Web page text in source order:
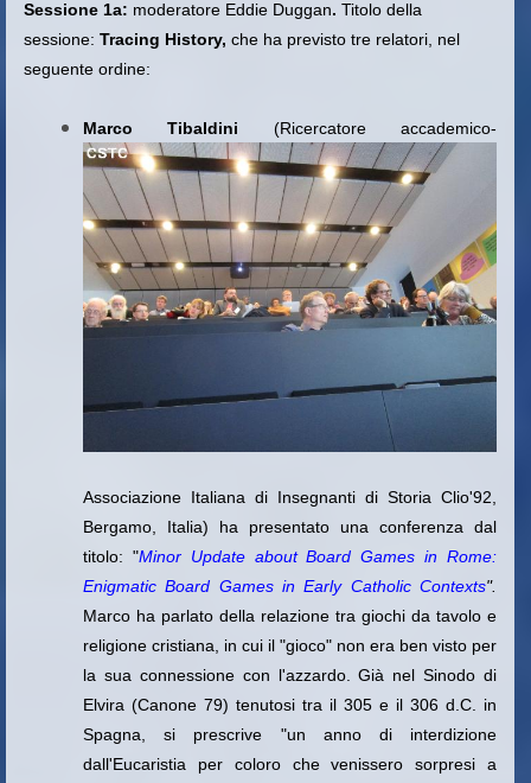
Sessione 1a: moderatore Eddie Duggan. Titolo della
sessione: Tracing History, che ha previsto tre relatori, nel
seguente ordine:
Marco Tibaldini (Ricercatore accademico-
Associazione Italiana di Insegnanti di Storia Clio'92,
Bergamo, Italia) ha presentato una conferenza dal
titolo: "Minor Update about Board Games in Rome:
Enigmatic Board Games in Early Catholic Contexts".
Marco ha parlato della relazione tra giochi da tavolo e
religione cristiana, in cui il "gioco" non era ben visto per
la sua connessione con l'azzardo. Già nel Sinodo di
Elvira (Canone 79) tenutosi tra il 305 e il 306 d.C. in
Spagna, si prescrive "un anno di interdizione
dall'Eucaristia per coloro che venissero sorpresi a